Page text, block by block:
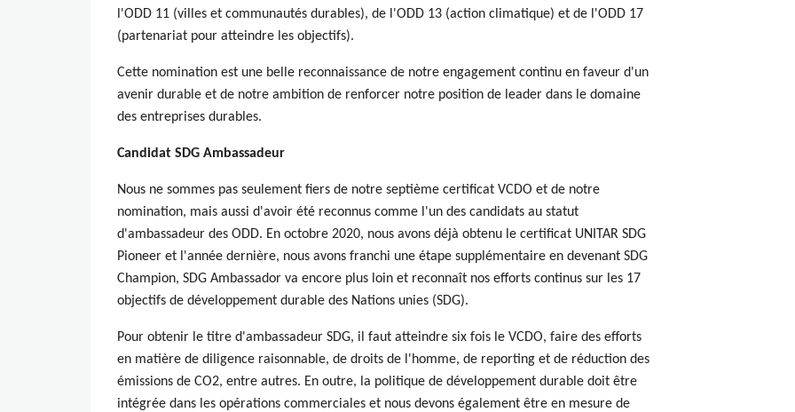
l'ODD 11 (villes et communautés durables), de l'ODD 13 (action climatique) et de l'ODD 17
(partenariat pour atteindre les objectifs).
Cette nomination est une belle reconnaissance de notre engagement continu en faveur d'un
avenir durable et de notre ambition de renforcer notre position de leader dans le domaine
des entreprises durables.
Candidat SDG Ambassadeur
Nous ne sommes pas seulement fiers de notre septième certificat VCDO et de notre
nomination, mais aussi d'avoir été reconnus comme l'un des candidats au statut
d'ambassadeur des ODD. En octobre 2020, nous avons déjà obtenu le certificat UNITAR SDG
Pioneer et l'année dernière, nous avons franchi une étape supplémentaire en devenant SDG
Champion, SDG Ambassador va encore plus loin et reconnaît nos efforts continus sur les 17
objectifs de développement durable des Nations unies (SDG).
Pour obtenir le titre d'ambassadeur SDG, il faut atteindre six fois le VCDO, faire des efforts
en matière de diligence raisonnable, de droits de l'homme, de reporting et de réduction des
émissions de CO2, entre autres. En outre, la politique de développement durable doit être
intégrée dans les opérations commerciales et nous devons également être en mesure de